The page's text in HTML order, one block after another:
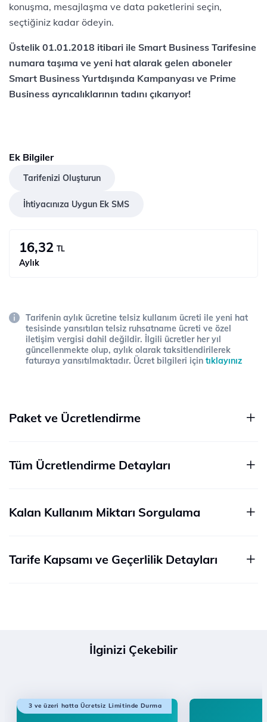
konuşma, mesajlaşma ve data paketlerini seçin,
seçtiğiniz kadar ödeyin.
Üstelik 01.01.2018 itibari ile Smart Business Tarifesine
numara taşıma ve yeni hat alarak gelen aboneler
Smart Business Yurtdışında Kampanyası ve Prime
Business ayrıcalıklarının tadını çıkarıyor!
Ek Bilgiler
Tarifenizi Oluşturun
İhtiyacınıza Uygun Ek SMS
16,32 TL
Aylık
Tarifenin aylık ücretine telsiz kullanım ücreti ile yeni hat
tesisinde yansıtılan telsiz ruhsatname ücreti ve özel
iletişim vergisi dahil değildir. İlgili ücretler her yıl
güncellenmekte olup, aylık olarak taksitlendirilerek
faturaya yansıtılmaktadır. Ücret bilgileri için tıklayınız
Paket ve Ücretlendirme
Tüm Ücretlendirme Detayları
Kalan Kullanım Miktarı Sorgulama
Tarife Kapsamı ve Geçerlilik Detayları
İlginizi Çekebilir
3 ve üzeri hatta Ücretsiz Limitinde Durma